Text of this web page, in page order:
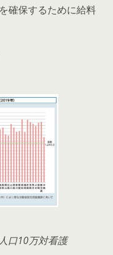
確保するために給料
口10万対看護